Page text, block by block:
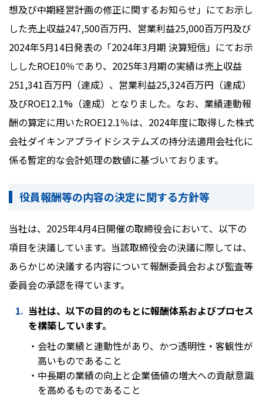
想及び中期経営計画の修正に関するお知らせ」にてお示し
した売上収益247,500百万円、営業利益25,000百万円及び
2024年5月14日発表の「2024年3月期 決算短信」にてお示
ししたROE10％であり、2025年3月期の実績は売上収益
251,341百万円（達成）、営業利益25,324百万円（達成）
及びROE12.1%（達成）となりました。なお、業績連動報
酬の算定に用いたROE12.1％は、2024年度に取得した株式
会社ダイキンアプライドシステムズの持分法適用会社化に
係る暫定的な会計処理の数値に基づいております。
役員報酬等の内容の決定に関する方針等
当社は、2025年4月4日開催の取締役会において、以下の
項目を決議しています。当該取締役会の決議に際しては、
あらかじめ決議する内容について報酬委員会および監査等
委員会の承認を得ています。
当社は、以下の目的のもとに報酬体系およびプロセス
を構築しています。
・会社の業績と連動性があり、かつ透明性・客観性が
高いものであること
・中長期の業績の向上と企業価値の増大への貢献意識
を高めるものであること